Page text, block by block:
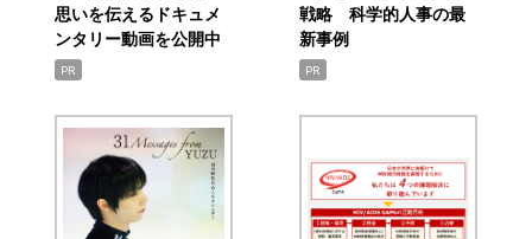
思いを伝えるドキュメ
ンタリー動画を公開中
PR
戦略 科学的人事の最
新事例
PR